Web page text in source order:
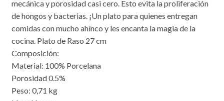
mecánica y porosidad casi cero. Esto evita la proliferación
de hongos y bacterias. ¡Un plato para quienes entregan
comidas con mucho ahínco y les encanta la magia de la
cocina. Plato de Raso 27 cm
Composición:
Material: 100% Porcelana
Porosidad 0.5%
Peso: 0,71 kg